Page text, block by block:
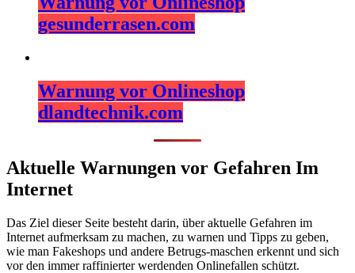
gesunderrasen.com
Warnung vor Onlineshop
dlandtechnik.com
Aktuelle Warnungen vor Gefahren Im
Internet
Das Ziel dieser Seite besteht darin, über aktuelle Gefahren im
Internet aufmerksam zu machen, zu warnen und Tipps zu geben,
wie man Fakeshops und andere Betrugs-maschen erkennt und sich
vor den immer raffinierter werdenden Onlinefallen schützt.